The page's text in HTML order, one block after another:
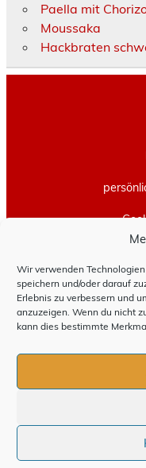
Wir verwenden
speichern und/oder darauf
Erlebnis zu verbessern und
anzuzeigen. Wenn du nicht
kann dies bestimmte
Paella mit
Moussaka
Hackbraten